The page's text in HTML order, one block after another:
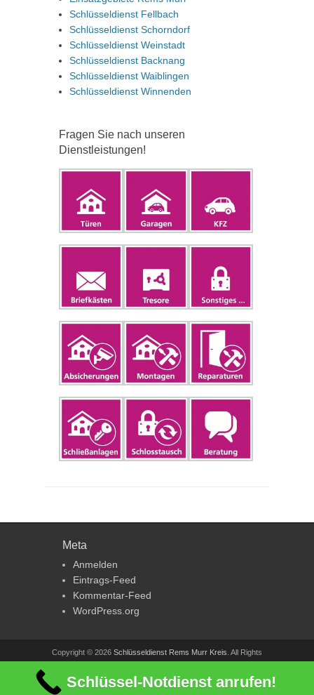
Schlüsseldienst Fellbach
Schlüsseldienst Schorndorf
Schlüsseldienst Weinstadt
Schlüsseldienst Backnang
Schlüsseldienst Waiblingen
Schlüsseldienst Winnenden
Fragen Sie nach unseren
Dienstleistungen!
Meta
Anmelden
Eintrags-Feed
Kommentar-Feed
WordPress.org
Copyright © 2026 Schlüsseldienst Rems Murr Kreis. All Rights
Gridalicious von Catch Themes
Schlüssel-Notdienst anrufen!